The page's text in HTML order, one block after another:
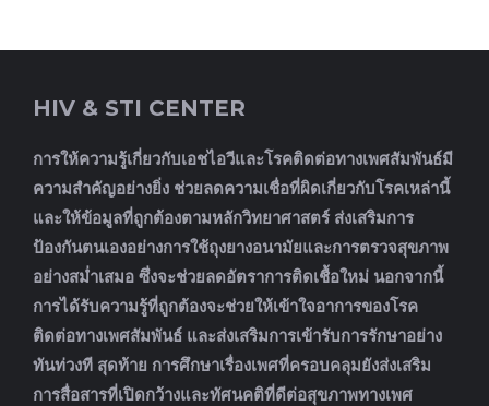
HIV & STI CENTER
การให้ความรู้เกี่ยวกับเอชไอวีและโรคติดต่อทางเพศสัมพันธ์มี
ความสำคัญอย่างยิ่ง ช่วยลดความเชื่อที่ผิดเกี่ยวกับโรคเหล่านี้
และให้ข้อมูลที่ถูกต้องตามหลักวิทยาศาสตร์ ส่งเสริมการ
ป้องกันตนเองอย่างการใช้ถุงยางอนามัยและการตรวจสุขภาพ
อย่างสม่ำเสมอ ซึ่งจะช่วยลดอัตราการติดเชื้อใหม่ นอกจากนี้
การได้รับความรู้ที่ถูกต้องจะช่วยให้เข้าใจอาการของโรค
ติดต่อทางเพศสัมพันธ์ และส่งเสริมการเข้ารับการรักษาอย่าง
ทันท่วงที สุดท้าย การศึกษาเรื่องเพศที่ครอบคลุมยังส่งเสริม
การสื่อสารที่เปิดกว้างและทัศนคติที่ดีต่อสุขภาพทางเพศ